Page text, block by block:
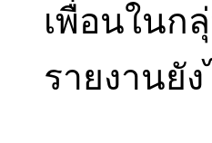
เพื่อนในก
รายงานยั